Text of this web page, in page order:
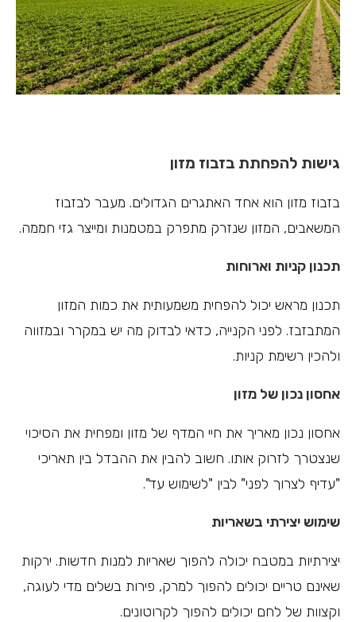
גישות להפחתת בזבוז מזון
בזבוז מזון הוא אחד האתגרים הגדולים. מעבר לבזבוז
המשאבים, המזון שנזרק מתפרק במטמנות ומייצר גזי חממה.
תכנון קניות וארוחות
תכנון מראש יכול להפחית משמעותית את כמות המזון
המתבזבז. לפני הקנייה, כדאי לבדוק מה יש במקרר ובמזווה
ולהכין רשימת קניות.
אחסון נכון של מזון
אחסון נכון מאריך את חיי המדף של מזון ומפחית את הסיכוי
שנצטרך לזרוק אותו. חשוב להבין את ההבדל בין תאריכי
"עדיף לצרוך לפני" לבין "לשימוש עד".
שימוש יצירתי בשאריות
יצירתיות במטבח יכולה להפוך שאריות למנות חדשות. ירקות
שאינם טריים יכולים להפוך למרק, פירות בשלים מדי לעוגה,
וקצוות של לחם יכולים להפוך לקרוטונים.